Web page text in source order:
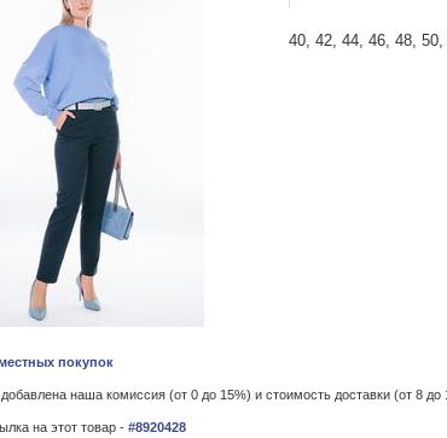
40, 42, 44, 46, 48,
покупок
наша комиссия (от 0 до 15%) и стоимость доставки (от 8 до
на этот товар - #8920428